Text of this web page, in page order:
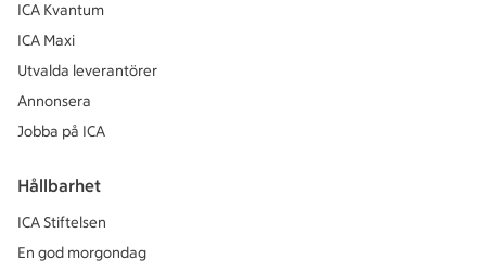
ICA Kvantum
ICA Maxi
Utvalda leverantörer
Annonsera
Jobba på ICA
Hållbarhet
ICA Stiftelsen
En god morgondag